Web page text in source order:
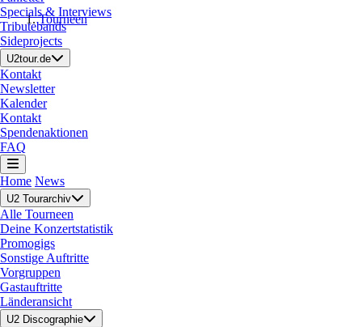
Specials & Interviews
Tributebands
Sideprojects
U2tour.de
Kontakt
Newsletter
Kalender
Kontakt
Spendenaktionen
FAQ
Home News
U2 Tourarchiv
Alle Tourneen
Deine Konzertstatistik
Promogigs
Sonstige Auftritte
Vorgruppen
Gastauftritte
Länderansicht
U2 Discographie
Tourneen